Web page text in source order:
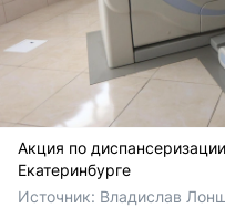
Акция по
Екатеринбурге
Источник: Владислав